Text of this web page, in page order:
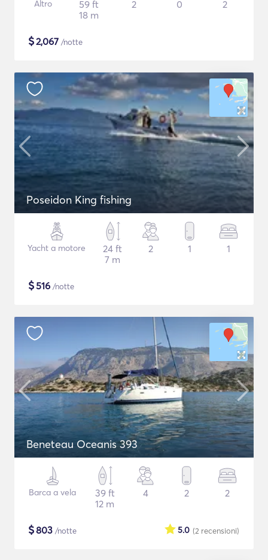
Altro
59 ft
18 m
2 0 2
$2,067 /notte
Poseidon King fishing
Yacht a motore
24 ft
7 m
2 1 1
$516 /notte
Beneteau Oceanis 393
Barca a vela
39 ft
12 m
4 2 2
$803 /notte (2 recensioni)
5.0